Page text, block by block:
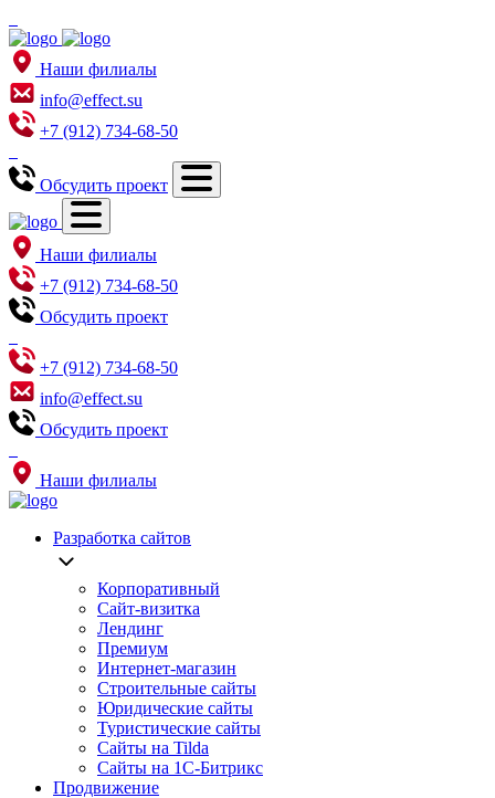
Наши филиалы
info@effect.su
+7 (912) 734-68-50
Обсудить проект
Наши филиалы
+7 (912) 734-68-50
Обсудить проект
+7 (912) 734-68-50
info@effect.su
Обсудить проект
Наши филиалы
Разработка сайтов
Корпоративный
Сайт-визитка
Лендинг
Премиум
Интернет-магазин
Строительные сайты
Юридические сайты
Туристические сайты
Сайты на Tilda
Сайты на 1С-Битрикс
Продвижение